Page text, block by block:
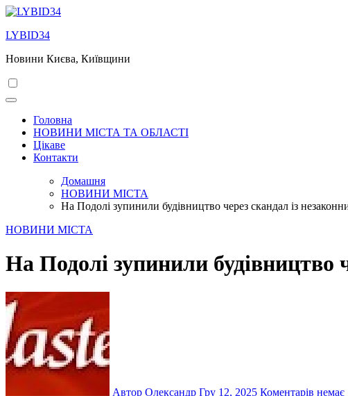
Перейти
вмісту
LYBID34
Новини Києва, Київщини
Головна
НОВИНИ МІСТА ТА ОБЛАСТІ
Цікаве
Контакти
Домашня
НОВИНИ МІСТА
На Подолі зупинили будівництво через скандал із
НОВИНИ МІСТА
На Подолі зупинили будівництво
Автор Олександр Гру 12, 2025 Коментарів немає